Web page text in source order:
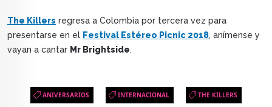
The Killers regresa a Colombia por tercera vez para
presentarse en el Festival Estéreo Picnic 2018, anímense y
vayan a cantar Mr Brightside.
ANIVERSARIOS INTERNACIONAL THE KILLERS